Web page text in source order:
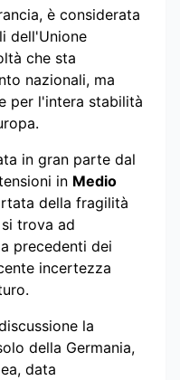
è considerata
dell'Unione
che sta
nazionali, ma
per l'intera stabilità
in gran parte dal
in Medio
della fragilità
trova ad
precedenti dei
incertezza
la
della Germania,
data